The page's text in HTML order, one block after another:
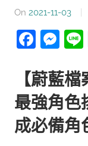
On 2021-11-03
【蔚藍
最強角色
成必備角